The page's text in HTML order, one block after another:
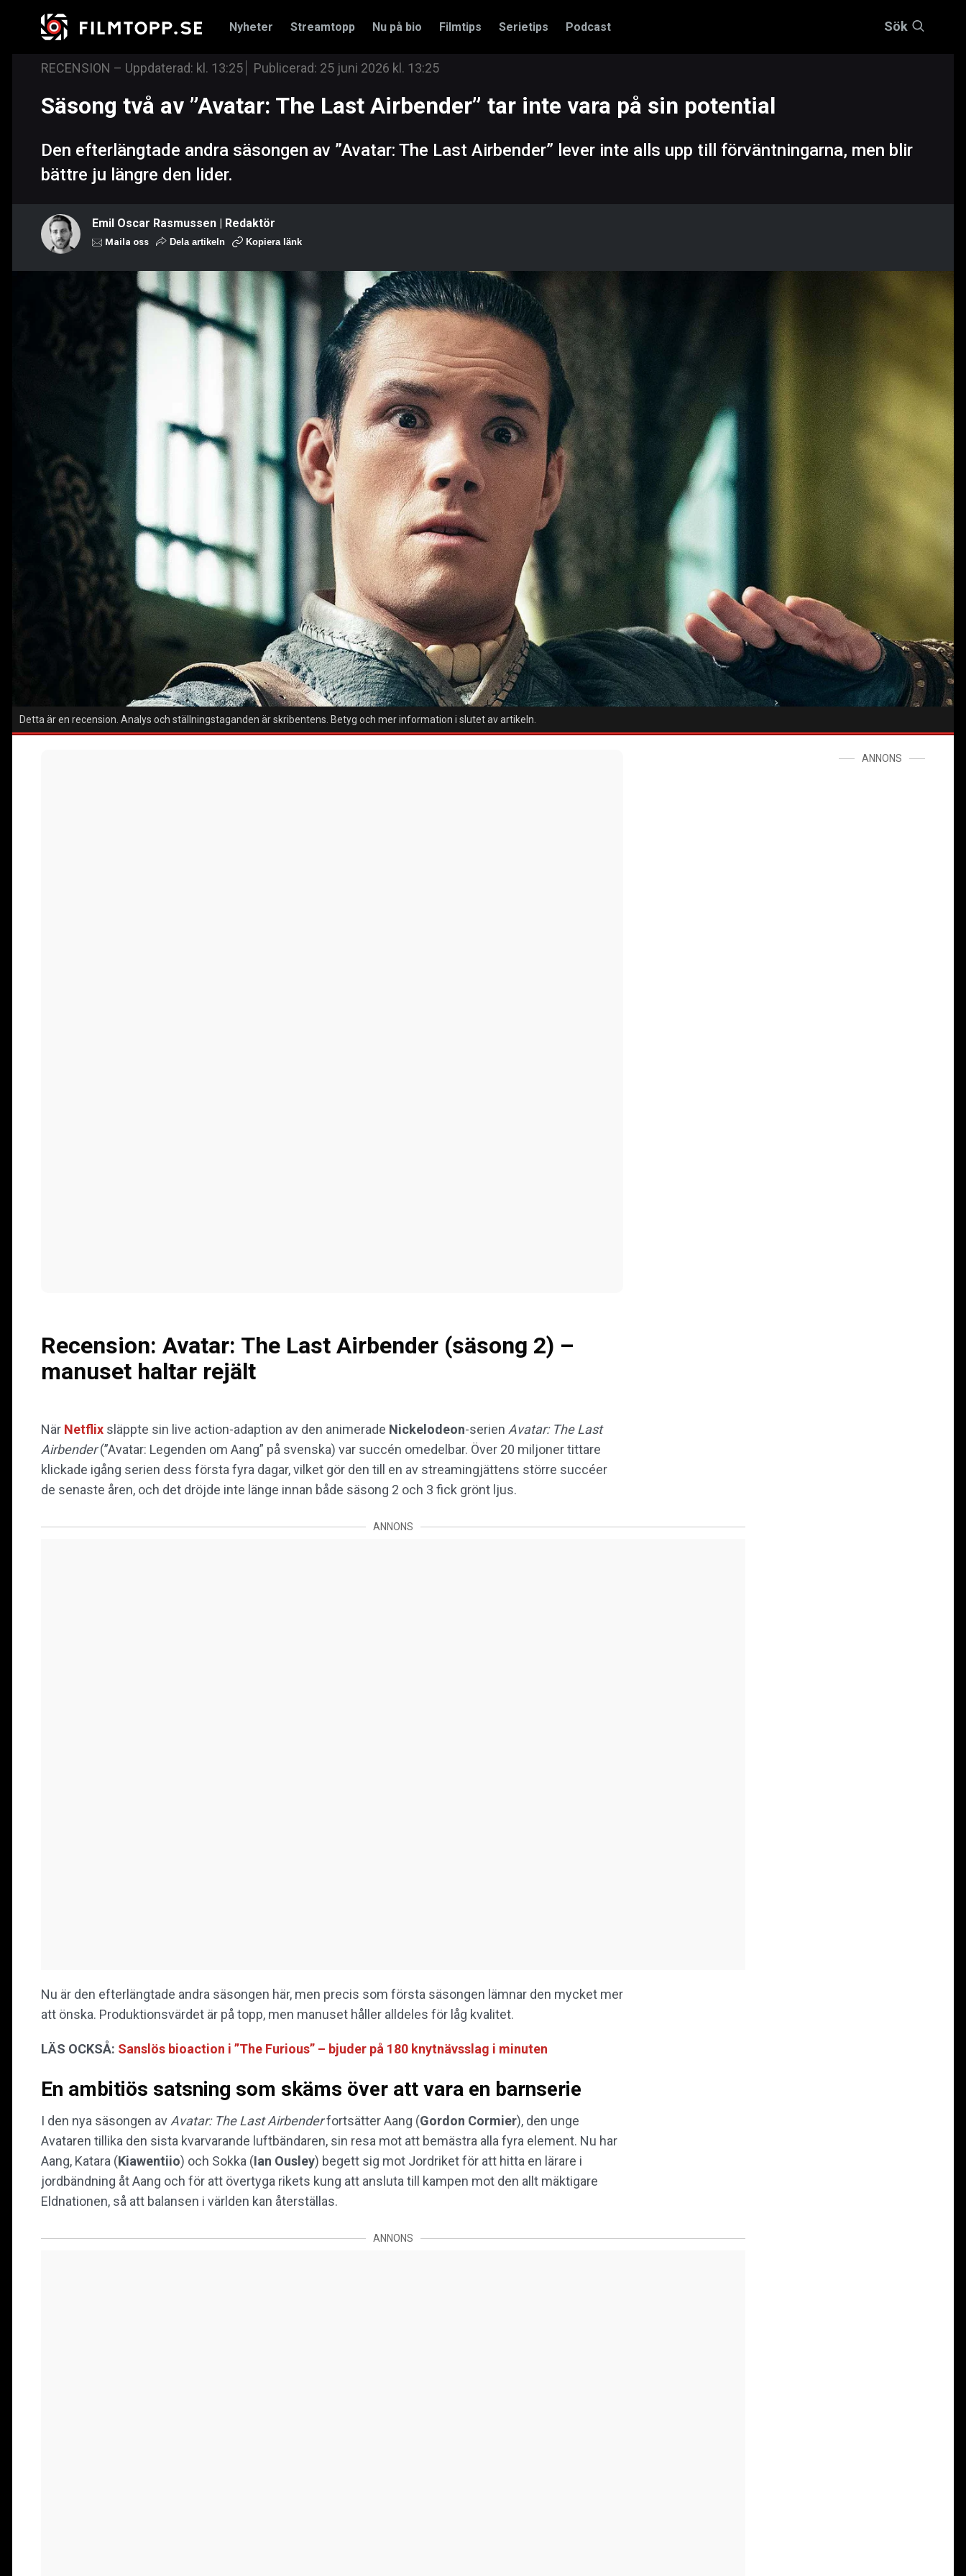
Nyheter Streamtopp Nu på bio Filmtips Serietips Podcast Sök
RECENSION – Uppdaterad: kl. 13:25 Publicerad: 25 juni 2026 kl. 13:25
Säsong två av ”Avatar: The Last Airbender” tar inte vara på sin potential
Den efterlängtade andra säsongen av ”Avatar: The Last Airbender” lever inte alls upp till förväntningarna, men blir
bättre ju längre den lider.
Emil Oscar Rasmussen | Redaktör
Maila oss Dela artikeln Kopiera länk
Detta är en recension. Analys och ställningstaganden är skribentens. Betyg och mer information i slutet av artikeln.
Recension: Avatar: The Last Airbender (säsong 2) –
manuset haltar rejält
När Netflix släppte sin live action-adaption av den animerade Nickelodeon-serien Avatar: The Last
Airbender(”Avatar: Legenden om Aang” på svenska) var succén omedelbar. Över 20 miljoner tittare
klickade igång serien dess första fyra dagar, vilket gör den till en av streamingjättens större succéer
de senaste åren, och det dröjde inte länge innan både säsong 2 och 3 fick grönt ljus.
ANNONS
Nu är den efterlängtade andra säsongen här, men precis som första säsongen lämnar den mycket mer
att önska. Produktionsvärdet är på topp, men manuset håller alldeles för låg kvalitet.
LÄS OCKSÅ: Sanslös bioaction i ”The Furious” – bjuder på 180 knytnävsslag i minuten
En ambitiös satsning som skäms över att vara en barnserie
I den nya säsongen av Avatar: The Last Airbenderfortsätter Aang (Gordon Cormier), den unge
Avataren tillika den sista kvarvarande luftbändaren, sin resa mot att bemästra alla fyra element. Nu har
Aang, Katara (Kiawentiio) och Sokka (Ian Ousley) begett sig mot Jordriket för att hitta en lärare i
jordbändning åt Aang och för att övertyga rikets kung att ansluta till kampen mot den allt mäktigare
Eldnationen, så att balansen i världen kan återställas.
ANNONS
ANNONS